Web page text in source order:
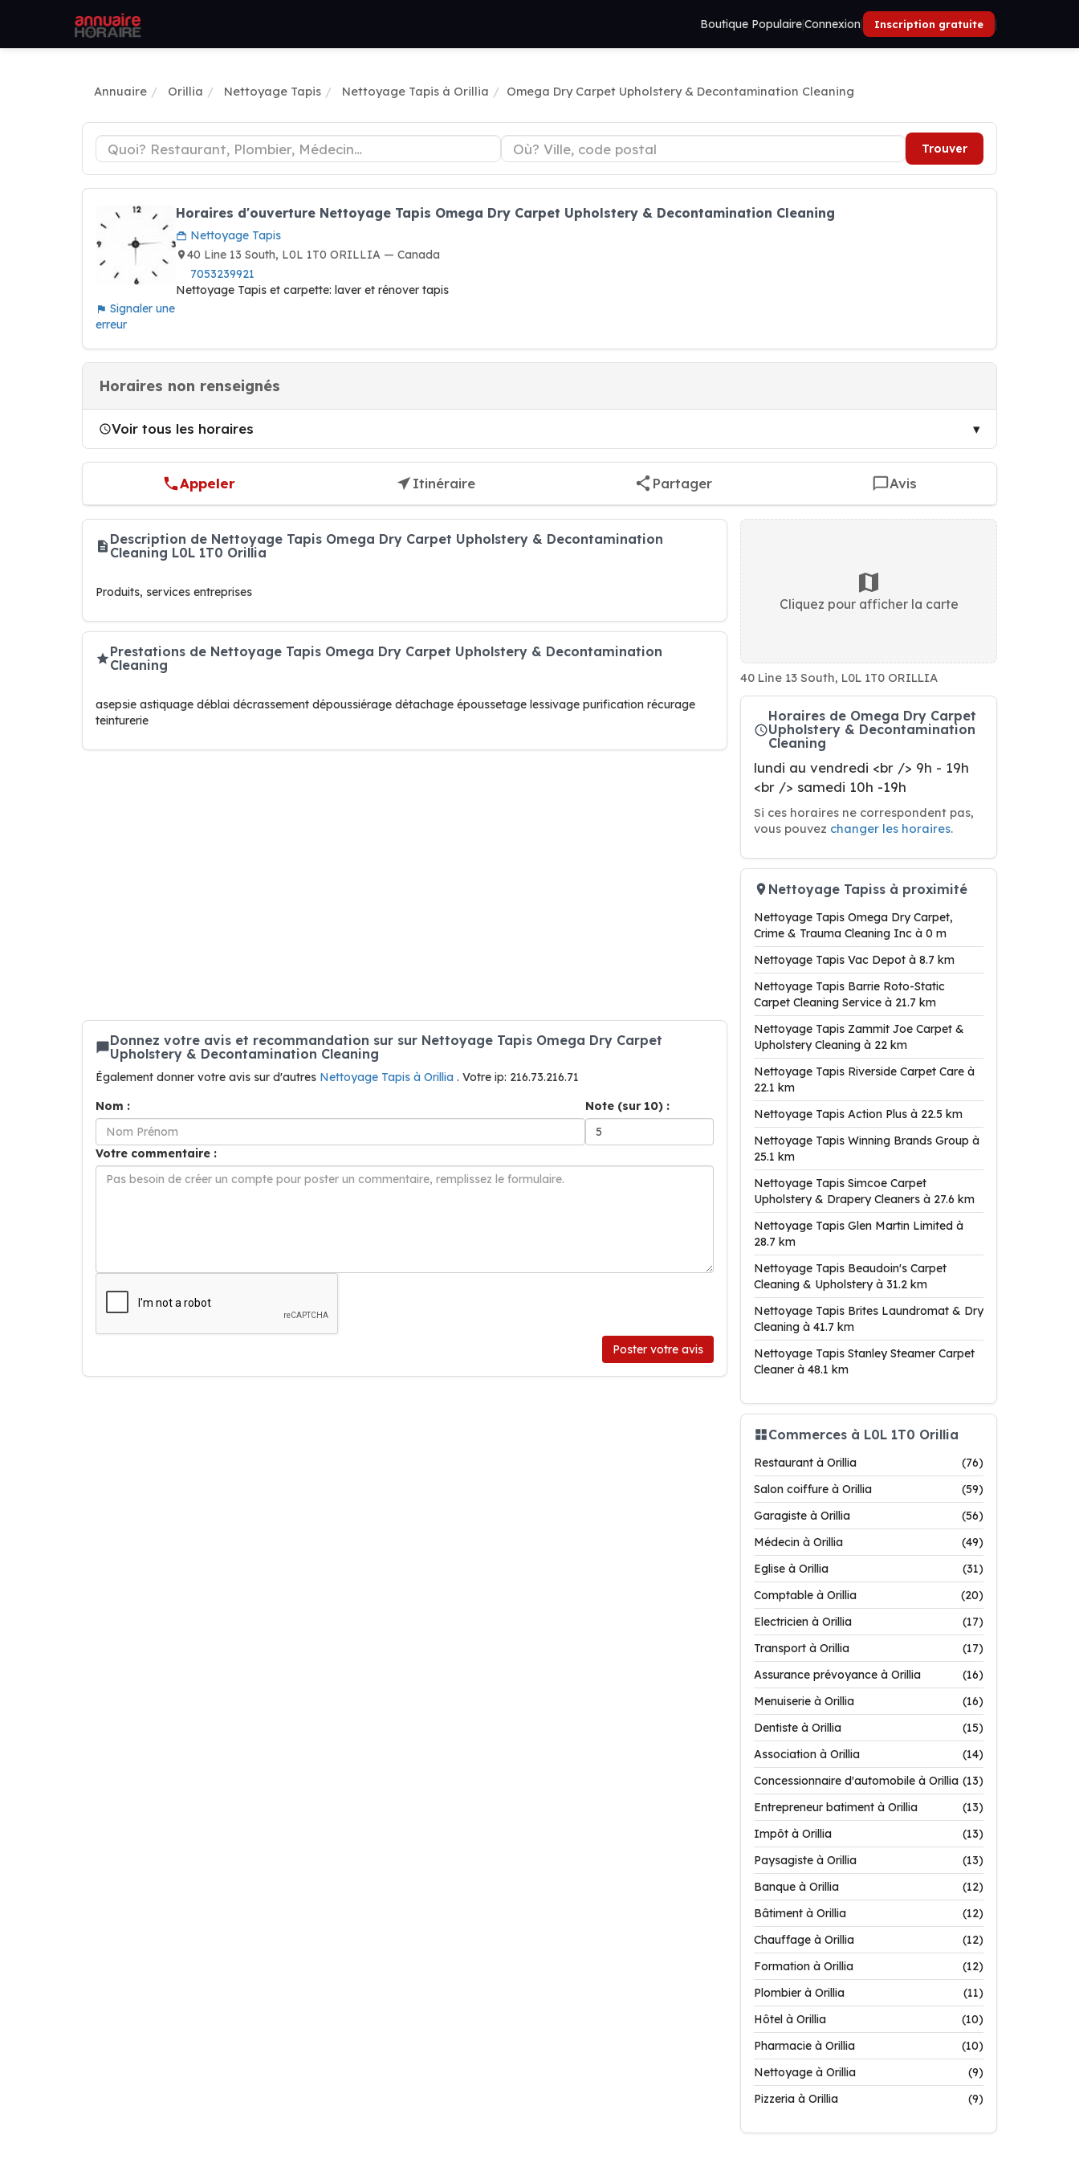
Boutique Populaire|Connexion| Inscription gratuite |
Annuaire Orillia Nettoyage Tapis Nettoyage Tapis à Orillia Omega Dry Carpet Upholstery & Decontamination Cleaning
Trouver
Signaler une
erreur
Horaires d'ouverture Nettoyage Tapis Omega Dry Carpet Upholstery & Decontamination Cleaning
Nettoyage Tapis
40 Line 13 South, L0L 1T0 ORILLIA — Canada
7053239921
Nettoyage Tapis et carpette: laver et rénover tapis
Horaires non renseignés
Voir tous les horaires
Appeler Itinéraire Partager Avis
Description de Nettoyage Tapis Omega Dry Carpet Upholstery & Decontamination
Cleaning L0L 1T0 Orillia
Produits, services entreprises
Prestations de Nettoyage Tapis Omega Dry Carpet Upholstery & Decontamination
Cleaning
asepsie astiquage déblai décrassement dépoussiérage détachage époussetage lessivage purification récurage
teinturerie
Donnez votre avis et recommandation sur sur Nettoyage Tapis Omega Dry Carpet
Upholstery & Decontamination Cleaning
Également donner votre avis sur d'autres Nettoyage Tapis à Orillia . Votre ip: 216.73.216.71
Nom :
Note (sur 10) :
Votre commentaire :
Poster votre avis
Cliquez pour afficher la carte
40 Line 13 South, L0L 1T0 ORILLIA
Horaires de Omega Dry Carpet
Upholstery & Decontamination
Cleaning
lundi au vendredi <br /> 9h - 19h
<br /> samedi 10h -19h
Si ces horaires ne correspondent pas,
vous pouvez changer les horaires.
Nettoyage Tapiss à proximité
Nettoyage Tapis Omega Dry Carpet,
Crime & Trauma Cleaning Inc à 0 m
Nettoyage Tapis Vac Depot à 8.7 km
Nettoyage Tapis Barrie Roto-Static
Carpet Cleaning Service à 21.7 km
Nettoyage Tapis Zammit Joe Carpet &
Upholstery Cleaning à 22 km
Nettoyage Tapis Riverside Carpet Care à
22.1 km
Nettoyage Tapis Action Plus à 22.5 km
Nettoyage Tapis Winning Brands Group à
25.1 km
Nettoyage Tapis Simcoe Carpet
Upholstery & Drapery Cleaners à 27.6 km
Nettoyage Tapis Glen Martin Limited à
28.7 km
Nettoyage Tapis Beaudoin's Carpet
Cleaning & Upholstery à 31.2 km
Nettoyage Tapis Brites Laundromat & Dry
Cleaning à 41.7 km
Nettoyage Tapis Stanley Steamer Carpet
Cleaner à 48.1 km
Commerces à L0L 1T0 Orillia
Restaurant à Orillia
(76)
Salon coiffure à Orillia
(59)
Garagiste à Orillia
(56)
Médecin à Orillia
(49)
Eglise à Orillia
(31)
Comptable à Orillia
(20)
Electricien à Orillia
(17)
Transport à Orillia
(17)
Assurance prévoyance à Orillia
(16)
Menuiserie à Orillia
(16)
Dentiste à Orillia
(15)
Association à Orillia
(14)
Concessionnaire d'automobile à Orillia (13)
Entrepreneur batiment à Orillia
(13)
Impôt à Orillia
(13)
Paysagiste à Orillia
(13)
Banque à Orillia
(12)
Bâtiment à Orillia
(12)
Chauffage à Orillia
(12)
Formation à Orillia
(12)
Plombier à Orillia
(11)
Hôtel à Orillia
(10)
Pharmacie à Orillia
(10)
Nettoyage à Orillia
(9)
Pizzeria à Orillia
(9)